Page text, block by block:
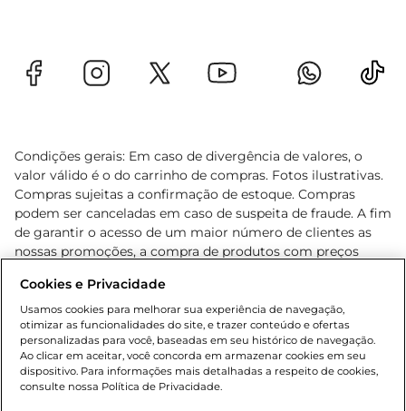
Condições gerais: Em caso de divergência de valores, o
valor válido é o do carrinho de compras. Fotos ilustrativas.
Compras sujeitas a confirmação de estoque. Compras
podem ser canceladas em caso de suspeita de fraude. A fim
de garantir o acesso de um maior número de clientes as
nossas promoções, a compra de produtos com preços
cliente. Os preços, ofertas e condições são exclusivos para
o e-commerce e válidos durante o dia de hoje, podendo
sofrer alterações sem prévia notificação. Proibida a venda
de bebidas alcoólicas para menores de 18 anos, conforme
Lei n.º 8069/90, art. 81, inciso II (Estatuto da Criança e do
Adolescente). Preços e condições exclusivos para o
Cookies e Privacidade
Usamos cookies para melhorar sua experiência de navegação,
otimizar as funcionalidades do site, e trazer conteúdo e ofertas
personalizadas para você, baseadas em seu histórico de navegação.
Ao clicar em aceitar, você concorda em armazenar cookies em seu
dispositivo. Para informações mais detalhadas a respeito de cookies,
consulte nossa Política de Privacidade.